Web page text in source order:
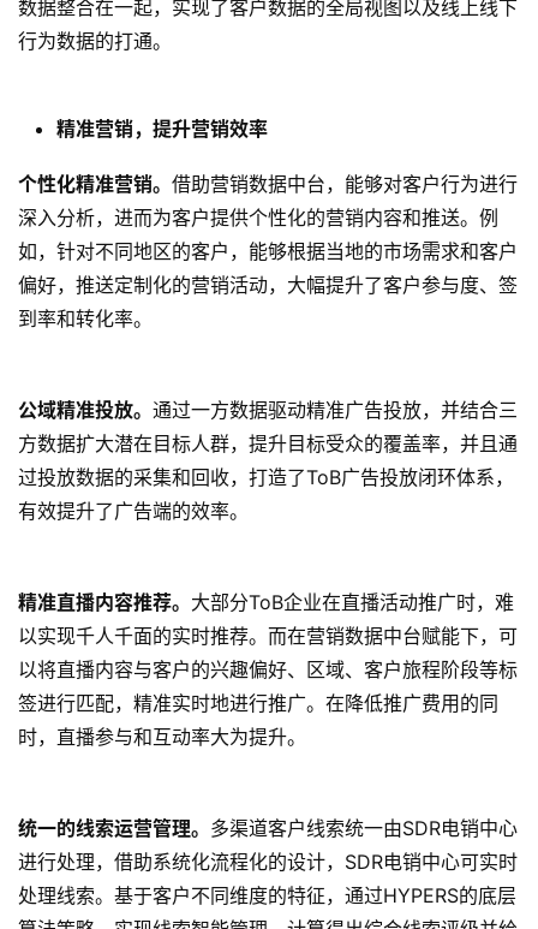
行为数据的打通。
深入分析，进而为客户提供个性化的营销内容和推送。例
如，针对不同地区的客户，能够根据当地的市场需求和客户
偏好，推送定制化的营销活动，大幅提升了客户参与度、签
到率和转化率。
方数据扩大潜在目标人群，提升目标受众的覆盖率，并且通
过投放数据的采集和回收，打造了ToB广告投放闭环体系，
有效提升了广告端的效率。
以实现千人千面的实时推荐。而在营销数据中台赋能下，可
以将直播内容与客户的兴趣偏好、区域、客户旅程阶段等标
签进行匹配，精准实时地进行推广。在降低推广费用的同
时，直播参与和互动率大为提升。
进行处理，借助系统化流程化的设计，SDR电销中心可实时
处理线索。基于客户不同维度的特征，通过HYPERS的底层
算法策略，实现线索智能管理，计算得出综合线索评级并给